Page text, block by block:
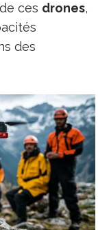
ces drones,
des